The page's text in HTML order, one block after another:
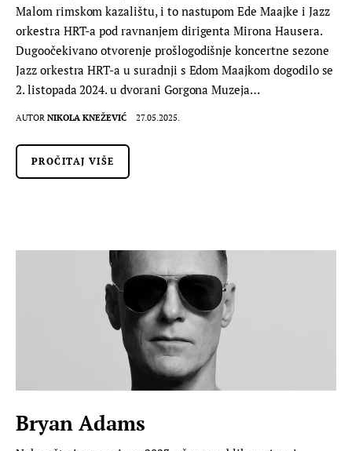
Malom rimskom kazalištu, i to nastupom Ede Maajke i Jazz
orkestra HRT-a pod ravnanjem dirigenta Mirona Hausera.
Dugoočekivano otvorenje prošlogodišnje koncertne sezone
Jazz orkestra HRT-a u suradnji s Edom Maajkom dogodilo se
2. listopada 2024. u dvorani Gorgona Muzeja…
AUTOR NIKOLA KNEŽEVIĆ 27.05.2025.
PROČITAJ VIŠE
Bryan Adams